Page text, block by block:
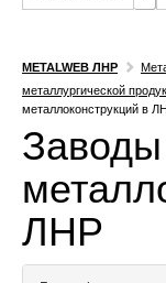
METALWEB ЛНР
металлургической
металлоконструкций в
Заводы
ЛНР